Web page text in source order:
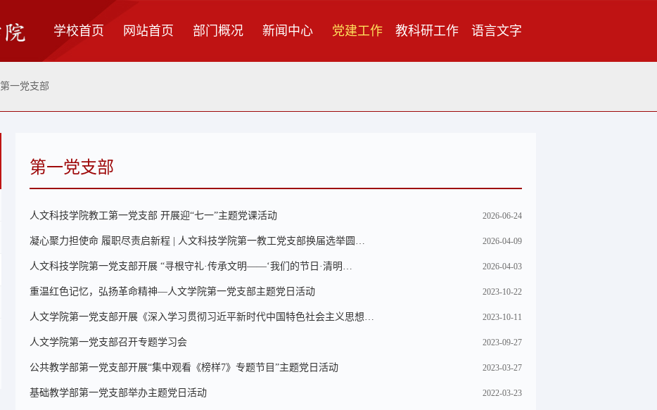
学校首页 网站首页 部门概况 新闻中心 党建工作 教科研工作 语言文字
第一党支部
第一党支部
人文科技学院教工第一党支部 开展迎“七一”主题党课活动 2026-06-24
凝心聚力担使命 履职尽责启新程 | 人文科技学院第一教工党支部换届选举圆… 2026-04-09
人文科技学院第一党支部开展 “寻根守礼·传承文明——‘我们的节日·清明… 2026-04-03
重温红色记忆，弘扬革命精神—人文学院第一党支部主题党日活动 2023-10-22
人文学院第一党支部开展《深入学习贯彻习近平新时代中国特色社会主义思想… 2023-10-11
人文学院第一党支部召开专题学习会 2023-09-27
公共教学部第一党支部开展“集中观看《榜样7》专题节目”主题党日活动 2023-03-27
基础教学部第一党支部举办主题党日活动 2022-03-23